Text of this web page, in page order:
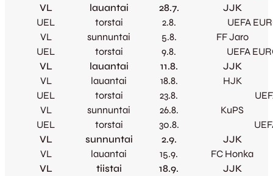
VL
lauantai 28.7.
JJK
UEL
torstai 2.8.
UEFA
VL
sunnuntai 5.8.
FF Jaro
UEL
torstai 9.8.
UEFA
VL
lauantai 11.8.
JJK
VL
lauantai 18.8.
HJK
UEL
torstai 23.8.
VL
sunnuntai 26.8.
KuPS
UEL
torstai 30.8.
VL
sunnuntai 2.9.
JJK
VL
lauantai 15.9.
FC Honka
VL
tiistai 18.9.
JJK